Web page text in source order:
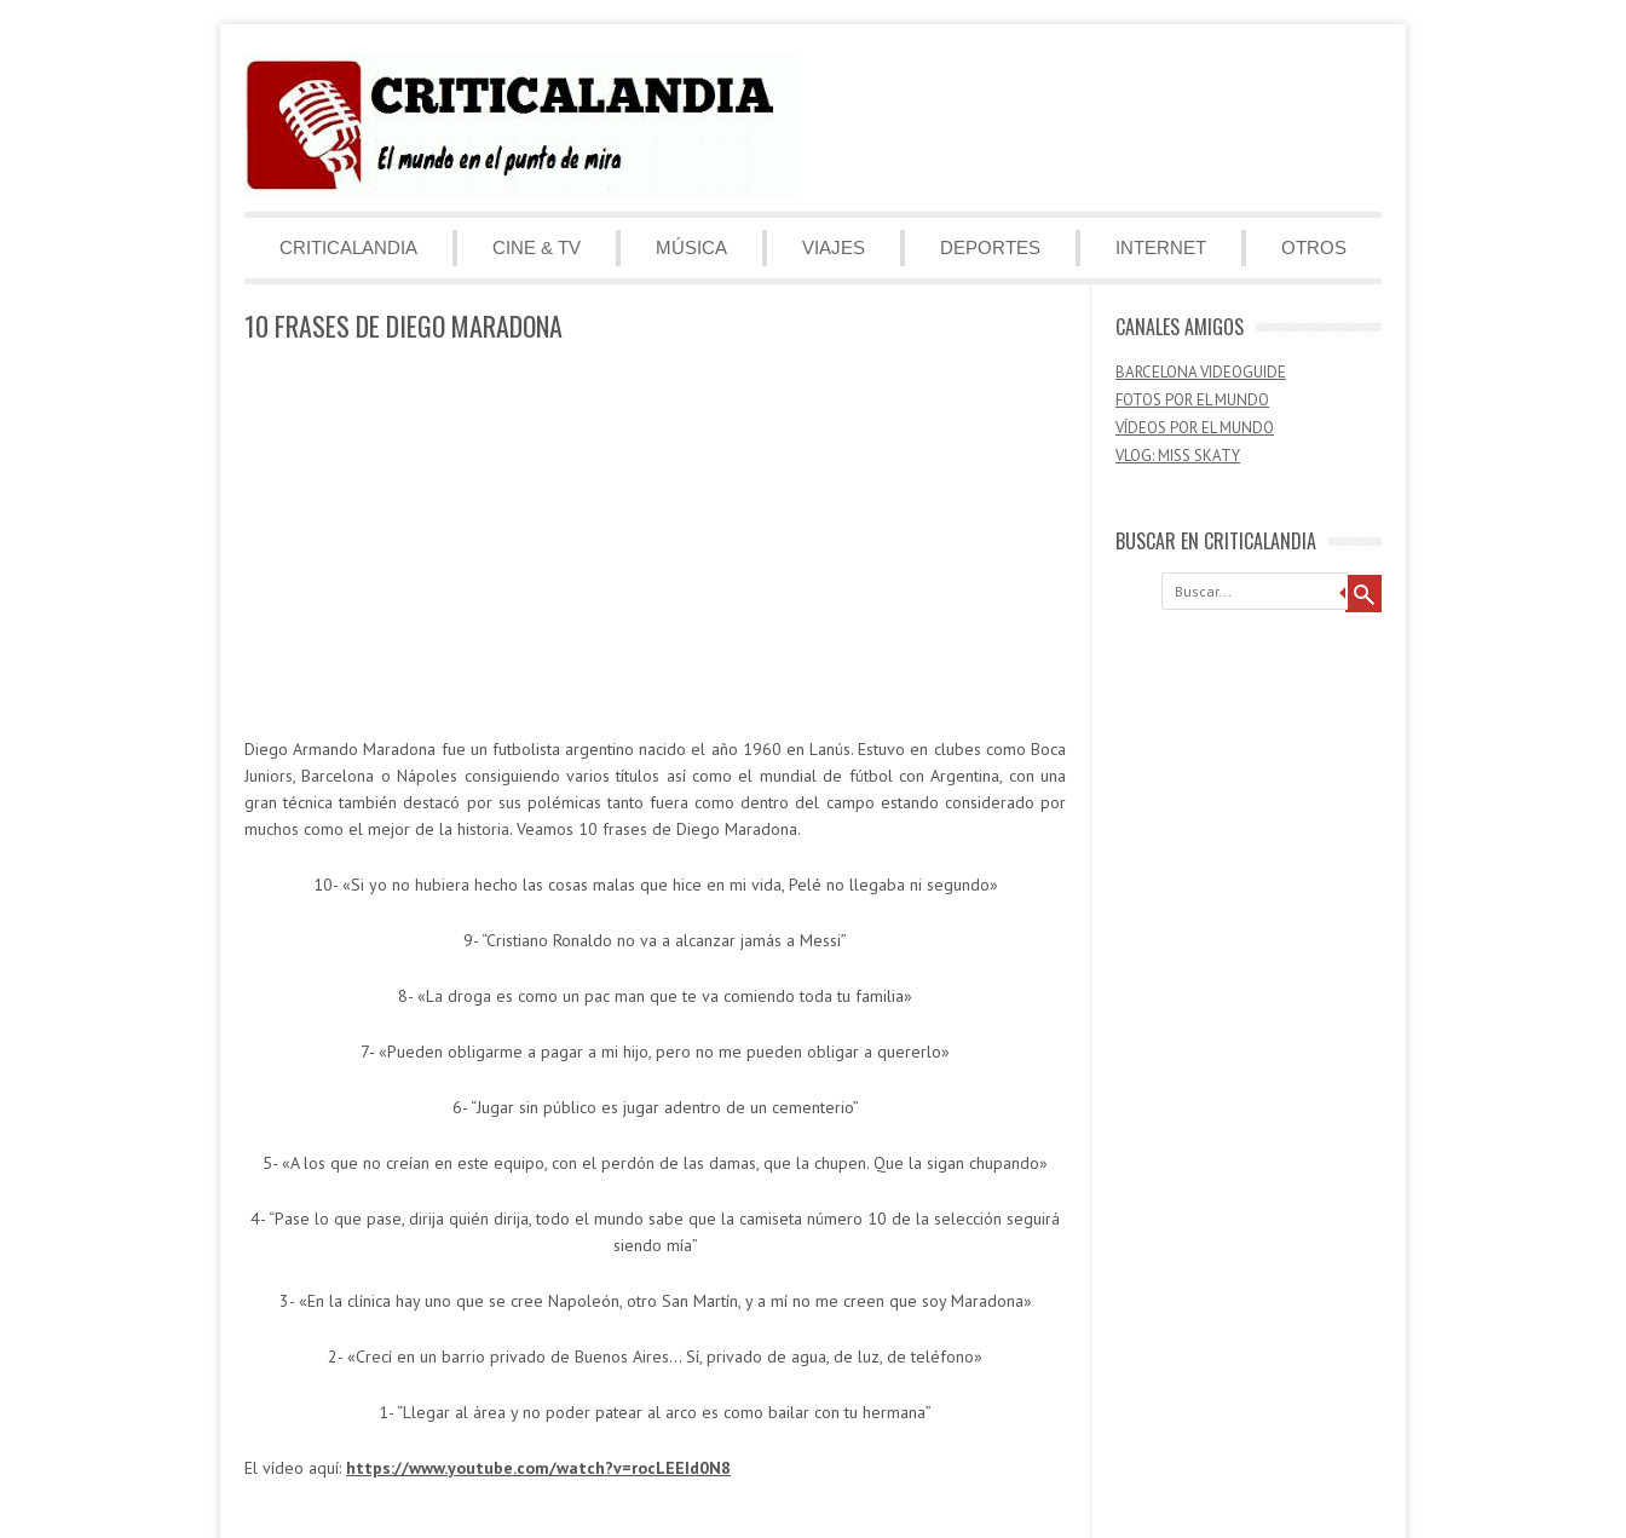
Menú
CRITICALANDIA
CINE & TV MÚSICA VIAJES DEPORTES INTERNET OTROS
10 FRASES DE DIEGO MARADONA
Diego Armando Maradona fue un futbolista argentino nacido el año 1960 en Lanús. Estuvo en clubes como Boca
Juniors, Barcelona o Nápoles consiguiendo varios títulos así como el mundial de fútbol con Argentina, con una
gran técnica también destacó por sus polémicas tanto fuera como dentro del campo estando considerado por
muchos como el mejor de la historia. Veamos 10 frases de Diego Maradona.
10- «Si yo no hubiera hecho las cosas malas que hice en mi vida, Pelé no llegaba ni segundo»
9- “Cristiano Ronaldo no va a alcanzar jamás a Messi”
8- «La droga es como un pac man que te va comiendo toda tu familia»
7- «Pueden obligarme a pagar a mi hijo, pero no me pueden obligar a quererlo»
6- “Jugar sin público es jugar adentro de un cementerio”
5- «A los que no creían en este equipo, con el perdón de las damas, que la chupen. Que la sigan chupando»
4- “Pase lo que pase, dirija quién dirija, todo el mundo sabe que la camiseta número 10 de la selección seguirá
siendo mía”
3- «En la clínica hay uno que se cree Napoleón, otro San Martín, y a mí no me creen que soy Maradona»
2- «Crecí en un barrio privado de Buenos Aires… Sí, privado de agua, de luz, de teléfono»
1- “Llegar al área y no poder patear al arco es como bailar con tu hermana”
El vídeo aquí: https://www.youtube.com/watch?v=rocLEEId0N8
CANALES AMIGOS
BARCELONA VIDEOGUIDE
FOTOS POR EL MUNDO
VÍDEOS POR EL MUNDO
VLOG: MISS SKATY
BUSCAR EN CRITICALANDIA
Buscar